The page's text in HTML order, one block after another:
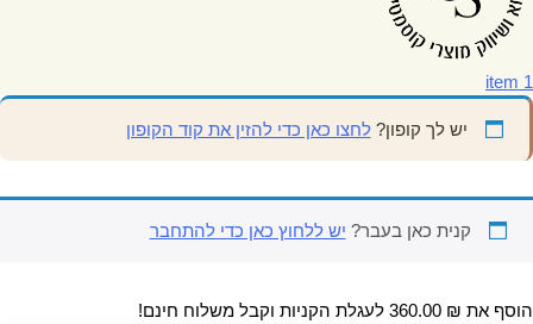
1
item
יש לך קופון?לחצו כאן כדי להזין את קוד הקופון
קנית כאן בעבר? יש ללחוץ כאן כדי להתחבר
הוסף את 360.00 ₪ לעגלת הקניות וקבל משלוח חינם!